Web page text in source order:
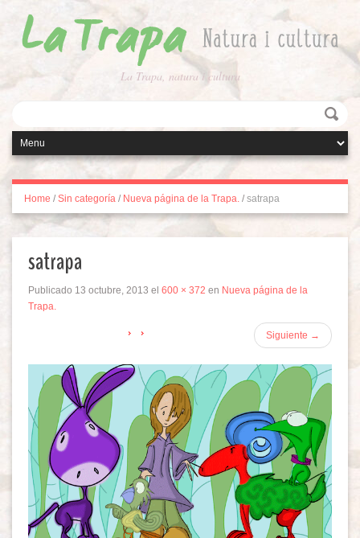
La Trapa, natura i cultura
Home / Sin categoría / Nueva página de la Trapa. / satrapa
satrapa
Publicado 13 octubre, 2013 el 600 × 372 en Nueva página de la
Trapa.
Siguiente →